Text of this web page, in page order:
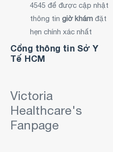
4545 để được cập nhật
thông tin giờ khám đặt
hẹn chính xác nhất
Cổng thông tin Sở Y
Tế HCM
Victoria
Healthcare's
Fanpage